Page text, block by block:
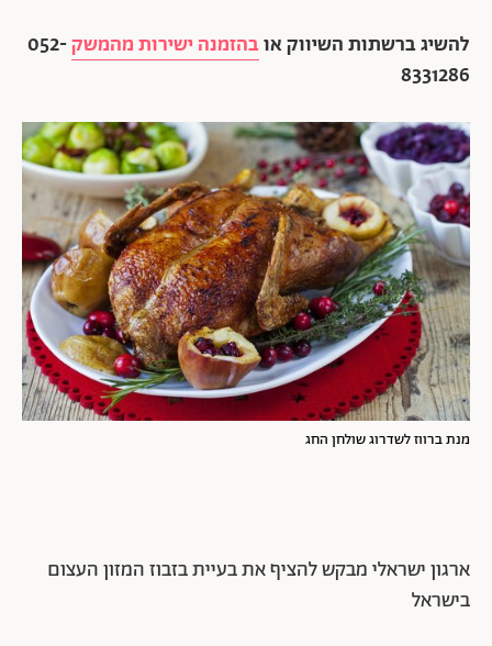
להשיג ברשתות השיווק אובהזמנה ישירות מהמשק052-
8331286
מנת ברווז לשדרוג שולחן החג
ארגון ישראלי מבקש להציף את בעיית בזבוז המזון העצום
בישראל